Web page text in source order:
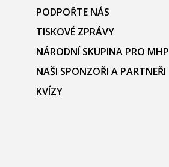
PODPOŘTE NÁS
TISKOVÉ ZPRÁVY
NÁRODNÍ SKUPINA PRO MHP
NAŠI SPONZOŘI A PARTNEŘI
KVÍZY